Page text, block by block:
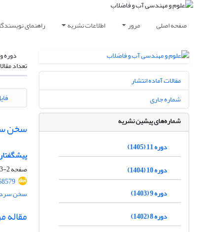
صفحه اصلی مرور اطلاعات نشریه راهنمای
دوره
تعداد
سخن
صفحه2-3
سخن
مقاله
مقالات آماده انتشار
شماره جاری
شماره‌های پیشین نشریه
دوره 11 (1405)
دوره 10 (1404)
دوره 9 (1403)
دوره 8 (1402)